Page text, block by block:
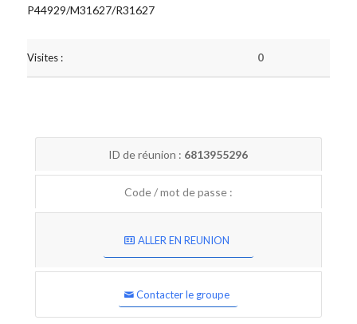
P44929/M31627/R31627
Visites : 0
ID de réunion : 6813955296
Code / mot de passe :
ALLER EN REUNION
Contacter le groupe